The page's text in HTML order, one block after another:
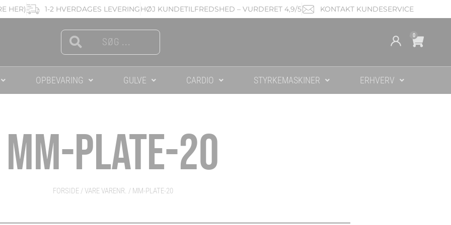
HER) 1-2 HVERDAGES LEVERINGHØJ KUNDETILFREDSHED – VURDERET 4,9/5 KONTAKT KUNDESERVICE
Search Search 0
Cart
OPBEVARING GULVE CARDIO STYRKEMASKINER ERHVERV
MM-PLATE-20
FORSIDE/ VARE VARENR. / MM-PLATE-20